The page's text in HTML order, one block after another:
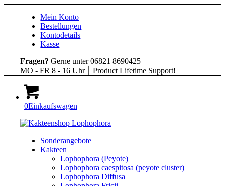
Mein Konto
Bestellungen
Kontodetails
Kasse
Fragen? Gerne unter 06821 8690425
MO - FR 8 - 16 Uhr ⎮ Product Lifetime Support!
0Einkaufswagen
Sonderangebote
Kakteen
Lophophora (Peyote)
Lophophora caespitosa (peyote cluster)
Lophophora Diffusa